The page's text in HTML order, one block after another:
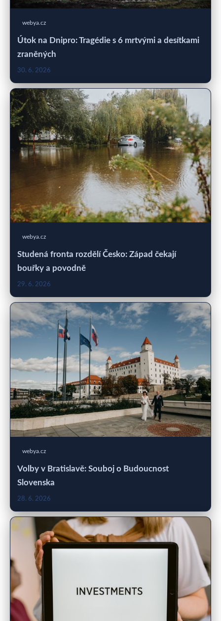
webya.cz
Útok na Dnipro: Tragédie s 6 mrtvými a desítkami
zraněných
30. 6. 2026
webya.cz
Studená fronta rozdělí Česko: Západ čekají
bouřky a povodně
29. 6. 2026
webya.cz
Volby v Bratislavě: Souboj o Budoucnost
Slovenska
28. 6. 2026